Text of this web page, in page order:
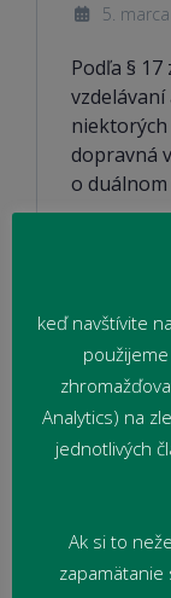
5.
Podľa §
dopravná
o
keď navštívite
Analytics) na
jednotlivých
Ak si to
zapamätanie